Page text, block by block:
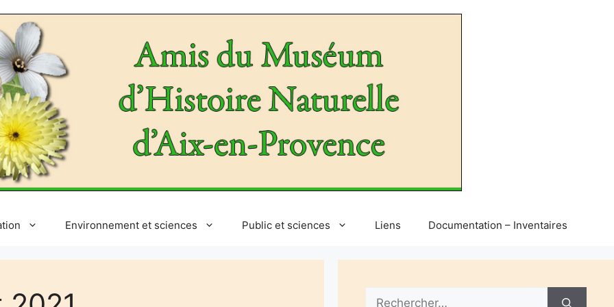
Environnement et sciences Public et sciences Liens Documentation – Inventaires
Rechercher :